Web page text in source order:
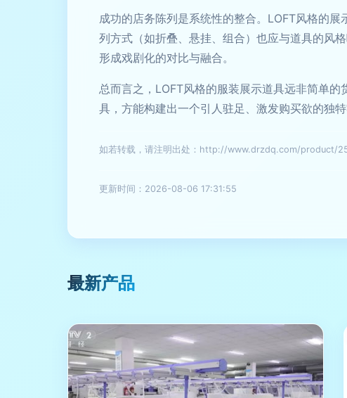
成功的店务陈列是系统性的整合。LOFT风格的
列方式（如折叠、悬挂、组合）也应与道具的风
形成戏剧化的对比与融合。
总而言之，LOFT风格的服装展示道具远非简单
具，方能构建出一个引人驻足、激发购买欲的独特
如若转载，请注明出处：http://www.drzdq.com/product/
更新时间：2026-08-06 17:31:55
最新产品